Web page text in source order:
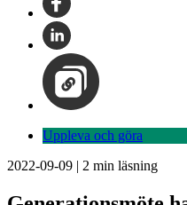
Uppleva och göra
2022-09-09 | 2 min läsning